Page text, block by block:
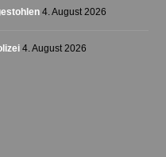
4. August 2026
4. August 2026